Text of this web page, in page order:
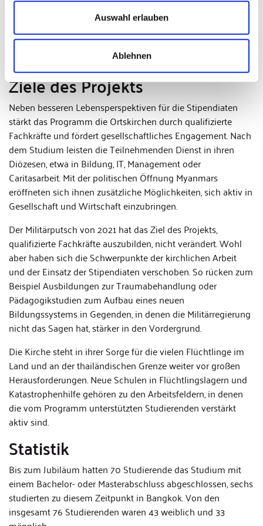
Auswahl erlauben
Ablehnen
ermöglicht katholischen Laien ein Studium in Thailand. Das
Bistum Regensburg übernimmt die Kosten vollständig. Der
KAAD begleitet die Studierenden fachlich, akademisch und
Ziele des Projekts
Neben besseren Lebensperspektiven für die Stipendiaten
stärkt das Programm die Ortskirchen durch qualifizierte
Fachkräfte und fördert gesellschaftliches Engagement. Nach
dem Studium leisten die Teilnehmenden Dienst in ihren
Diözesen, etwa in Bildung, IT, Management oder
Caritasarbeit. Mit der politischen Öffnung Myanmars
eröffneten sich ihnen zusätzliche Möglichkeiten, sich aktiv in
Gesellschaft und Wirtschaft einzubringen.
Der Militärputsch von 2021 hat das Ziel des Projekts,
qualifizierte Fachkräfte auszubilden, nicht verändert. Wohl
aber haben sich die Schwerpunkte der kirchlichen Arbeit
und der Einsatz der Stipendiaten verschoben. So rücken zum
Beispiel Ausbildungen zur Traumabehandlung oder
Pädagogikstudien zum Aufbau eines neuen
Bildungssystems in Gegenden, in denen die Militärregierung
nicht das Sagen hat, stärker in den Vordergrund.
Die Kirche steht in ihrer Sorge für die vielen Flüchtlinge im
Land und an der thailändischen Grenze weiter vor großen
Herausforderungen. Neue Schulen in Flüchtlingslagern und
Katastrophenhilfe gehören zu den Arbeitsfeldern, in denen
die vom Programm unterstützten Studierenden verstärkt
aktiv sind.
Statistik
Bis zum Jubiläum hatten 70 Studierende das Studium mit
einem Bachelor- oder Masterabschluss abgeschlossen, sechs
studierten zu diesem Zeitpunkt in Bangkok. Von den
insgesamt 76 Studierenden waren 43 weiblich und 33